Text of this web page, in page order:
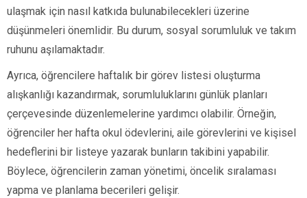
ulaşmak için nasıl katkıda bulunabilecekleri üzerine
düşünmeleri önemlidir. Bu durum, sosyal sorumluluk ve takım
ruhunu aşılamaktadır.
Ayrıca, öğrencilere haftalık bir görev listesi oluşturma
alışkanlığı kazandırmak, sorumluluklarını günlük planları
çerçevesinde düzenlemelerine yardımcı olabilir. Örneğin,
öğrenciler her hafta okul ödevlerini, aile görevlerini ve kişisel
hedeflerini bir listeye yazarak bunların takibini yapabilir.
Böylece, öğrencilerin zaman yönetimi, öncelik sıralaması
yapma ve planlama becerileri gelişir.